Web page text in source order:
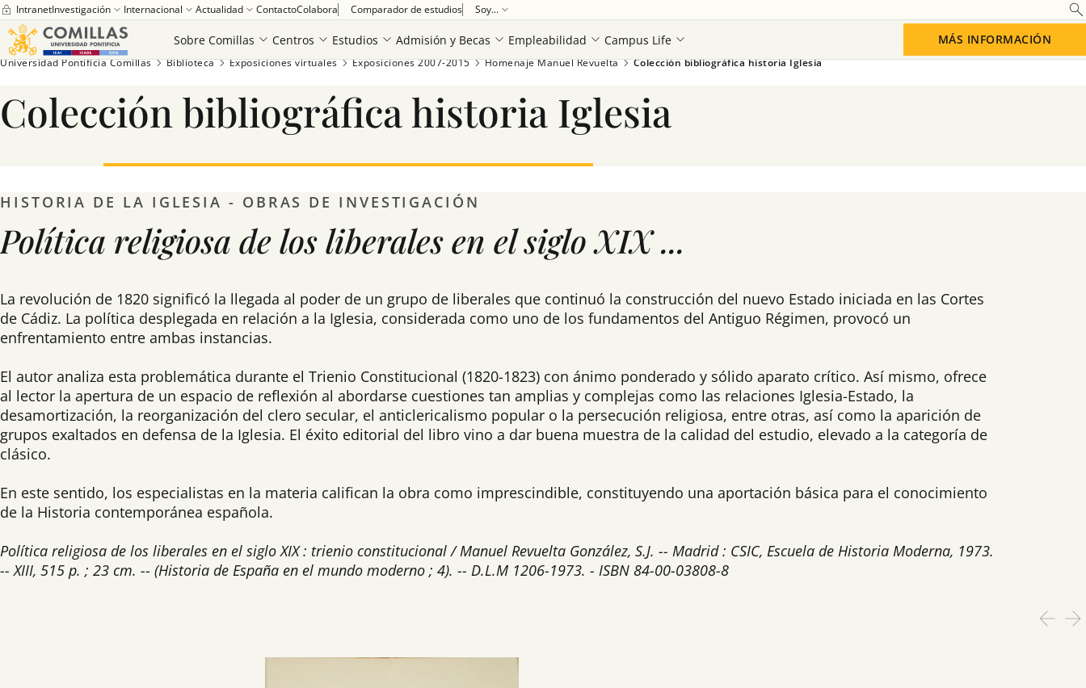
IntranetInvestigación Internacional Actualidad ContactoColabora Comparador de estudios Soy...
Sobre Comillas Centros Estudios Admisión y Becas Empleabilidad Campus Life MÁS INFORMACIÓN
Universidad Pontificia Comillas Biblioteca Exposiciones virtuales Exposiciones 2007-2015 Homenaje Manuel Revuelta Colección bibliográfica historia Iglesia
Colección bibliográfica historia Iglesia
HISTORIA DE LA IGLESIA - OBRAS DE INVESTIGACIÓN
Política religiosa de los liberales en el siglo XIX ...
La revolución de 1820 significó la llegada al poder de un grupo de liberales que continuó la construcción del nuevo Estado iniciada en las Cortes
de Cádiz. La política desplegada en relación a la Iglesia, considerada como uno de los fundamentos del Antiguo Régimen, provocó un
enfrentamiento entre ambas instancias.
El autor analiza esta problemática durante el Trienio Constitucional (1820-1823) con ánimo ponderado y sólido aparato crítico. Así mismo, ofrece
al lector la apertura de un espacio de reflexión al abordarse cuestiones tan amplias y complejas como las relaciones Iglesia-Estado, la
desamortización, la reorganización del clero secular, el anticlericalismo popular o la persecución religiosa, entre otras, así como la aparición de
grupos exaltados en defensa de la Iglesia. El éxito editorial del libro vino a dar buena muestra de la calidad del estudio, elevado a la categoría de
clásico.
En este sentido, los especialistas en la materia califican la obra como imprescindible, constituyendo una aportación básica para el conocimiento
de la Historia contemporánea española.
Política religiosa de los liberales en el siglo XIX : trienio constitucional / Manuel Revuelta González, S.J. -- Madrid : CSIC, Escuela de Historia Moderna, 1973.
-- XIII, 515 p. ; 23 cm. -- (Historia de España en el mundo moderno ; 4). -- D.L.M 1206-1973. - ISBN 84-00-03808-8